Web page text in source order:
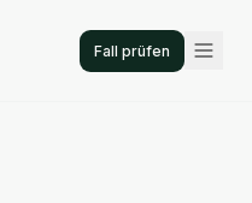
Fall prüfen